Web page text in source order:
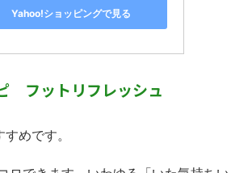
Yahoo!ショッピングで見る
フットリフレッシュ
めです。